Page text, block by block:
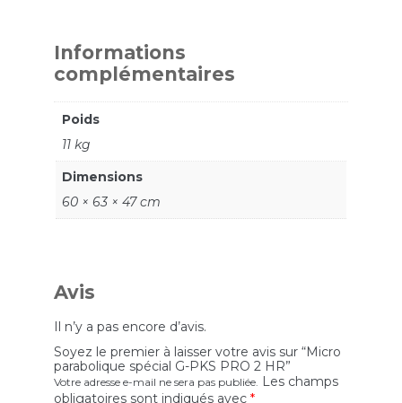
Informations
complémentaires
Poids
11 kg
Dimensions
60 × 63 × 47 cm
Avis
Il n’y a pas encore d’avis.
Soyez le premier à laisser votre avis sur “Micro
parabolique spécial G-PKS PRO 2 HR”
Votre adresse e-mail ne sera pas publiée. Les champs
obligatoires sont indiqués avec *